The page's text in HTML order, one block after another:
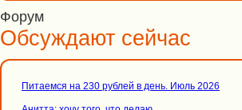
Форум
Обсуждают сейчас
Питаемся на 230 рублей в день. Июль 2026